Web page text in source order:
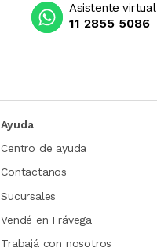
Asistente virtual
11 2855 5086
Ayuda
Centro de ayuda
Contactanos
Sucursales
Vendé en Frávega
Trabajá con nosotros